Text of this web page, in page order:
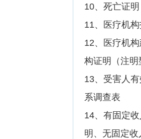
10、死亡证
11、医疗机
12、医疗机
构证明（注
13、受害人
系调查表
14、有固定
明、无固定